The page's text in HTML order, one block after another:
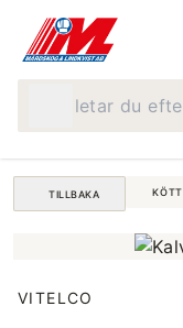
TILLBAKA KÖTT
VITELCO